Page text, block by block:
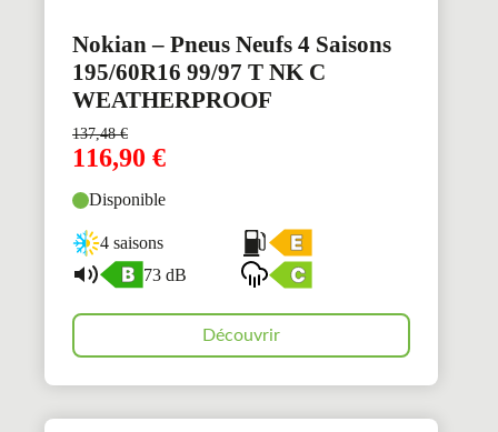
Nokian – Pneus Neufs 4 Saisons
195/60R16 99/97 T NK C
WEATHERPROOF
137,48€
116,90 €
Disponible
4 saisons
73 dB
Découvrir